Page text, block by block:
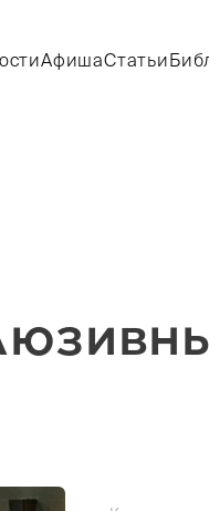
АфишаСтатьи